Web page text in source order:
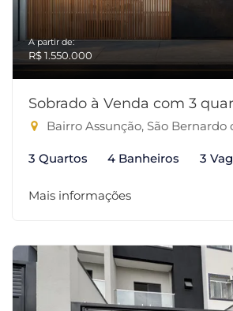
A partir de:
R$ 1.550.000
Sobrado à Venda com 3
Bairro Assunção, São Bernardo
3 Quartos 4 Banheiros 3
Mais informações